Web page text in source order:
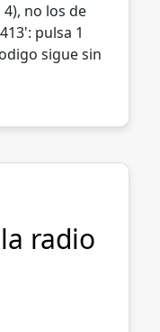
no los de
pulsa 1
sigue sin
radio